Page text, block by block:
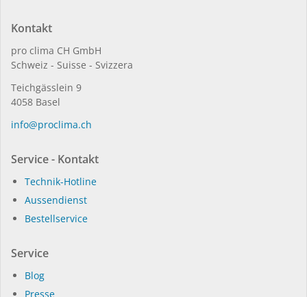
Kontakt
pro clima CH GmbH
Schweiz - Suisse - Svizzera
Teichgässlein 9
4058 Basel
in­fo@procli­ma.ch
Service - Kontakt
Technik-Hotline
Aussendienst
Bestellservice
Service
Blog
Presse